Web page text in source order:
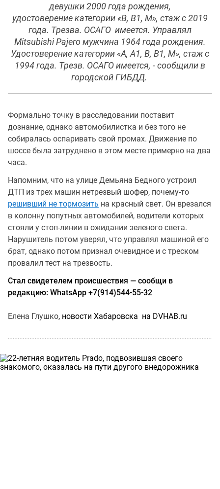
девушки 2000 года рождения,
удостоверение категории «В, В1, М», стаж с 2019
года. Трезва. ОСАГО имеется. Управлял
Mitsubishi Pajero мужчина 1964 года рождения.
Удостоверение категории «А, А1, В, В1, М», стаж с
1994 года. Трезв. ОСАГО имеется, - сообщили в
городской ГИБДД.
Формально точку в расследовании поставит
дознание, однако автомобилистка и без того не
собиралась оспаривать свой промах. Движение по
шоссе была затруднено в этом месте примерно на два
часа.
Напомним, что на улице Демьяна Бедного устроил
ДТП из трех машин нетрезвый шофер, почему-то
решивший не тормозить на красный свет. Он врезался
в колонну попутных автомобилей, водители которых
стояли у стоп-линии в ожидании зеленого света.
Нарушитель потом уверял, что управлял машиной его
брат, однако потом признал очевидное и с треском
провалил тест на трезвость.
Стал свидетелем происшествия — сообщи в
редакцию: WhatsApp +7(914)544-55-32
Елена Глушко, новости Хабаровска на DVHAB.ru